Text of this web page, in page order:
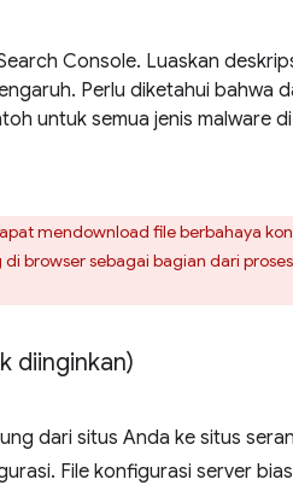
Console. Luaskan
Perlu diketahui bahwa
untuk semua jenis malware
mendownload file berbahaya
browser sebagai bagian dari
diinginkan)
dari situs Anda ke situs
File konfigurasi server